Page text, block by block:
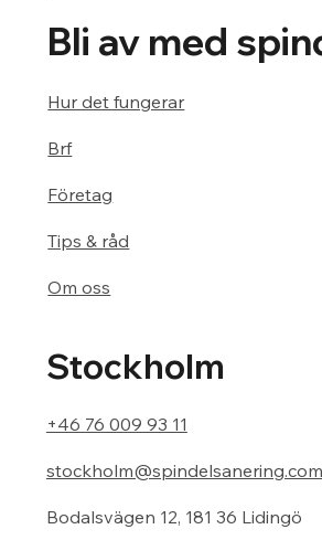
Bli av med
Hur det fungerar
Brf
Företag
Tips & råd
Om oss
Stockholm
+46 76 009 93 11
Bodalsvägen 12, 181 36 Lidingö
stockholm@spindelsanering.com